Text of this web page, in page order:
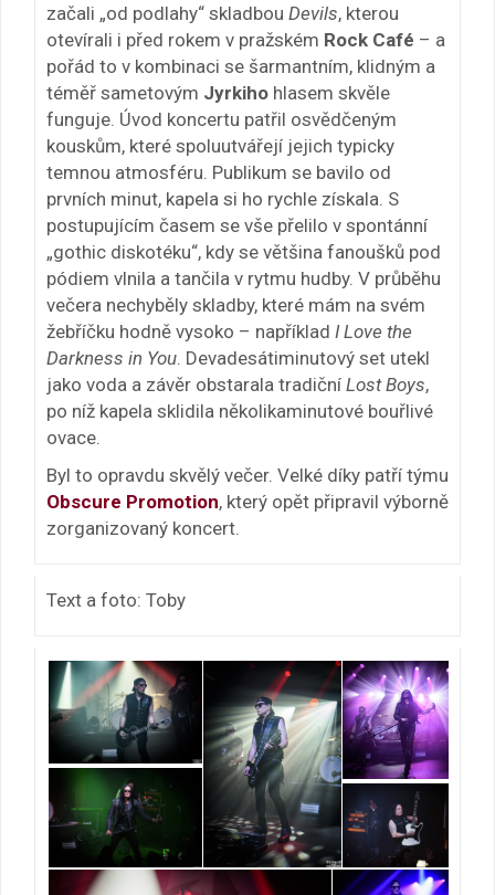
začali „od podlahy“ skladbou Devils, kterou
otevírali i před rokem v pražském Rock Café – a
pořád to v kombinaci se šarmantním, klidným a
téměř sametovým Jyrkiho hlasem skvěle
funguje. Úvod koncertu patřil osvědčeným
kouskům, které spoluutvářejí jejich typicky
temnou atmosféru. Publikum se bavilo od
prvních minut, kapela si ho rychle získala. S
postupujícím časem se vše přelilo v spontánní
„gothic diskotéku“, kdy se většina fanoušků pod
pódiem vlnila a tančila v rytmu hudby. V průběhu
večera nechyběly skladby, které mám na svém
žebříčku hodně vysoko – například I Love the
Darkness in You . Devadesátiminutový set utekl
jako voda a závěr obstarala tradiční Lost Boys,
po níž kapela sklidila několikaminutové bouřlivé
ovace.
Byl to opravdu skvělý večer. Velké díky patří týmu
Obscure Promotion, který opět připravil výborně
zorganizovaný koncert.
Text a foto: Toby